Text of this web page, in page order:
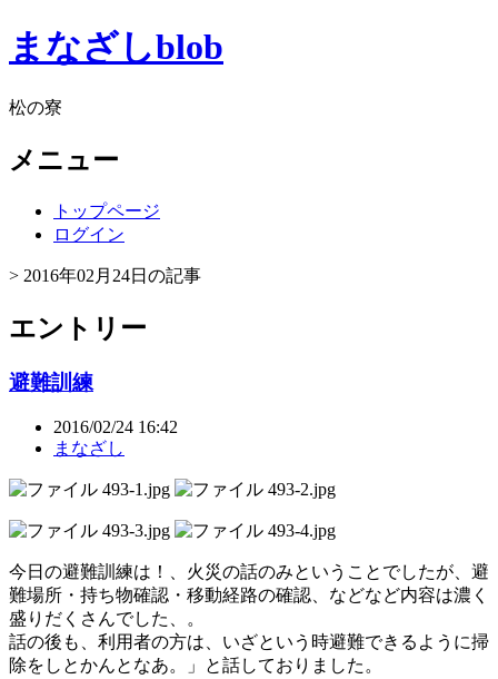
まなざしblob
松の寮
メニュー
トップページ
ログイン
> 2016年02月24日の記事
エントリー
避難訓練
2016/02/24 16:42
まなざし
今日の避難訓練は！、火災の話のみということでしたが、避
難場所・持ち物確認・移動経路の確認、などなど内容は濃く
盛りだくさんでした、。
話の後も、利用者の方は、いざという時避難できるように掃
除をしとかんとなあ。」と話しておりました。